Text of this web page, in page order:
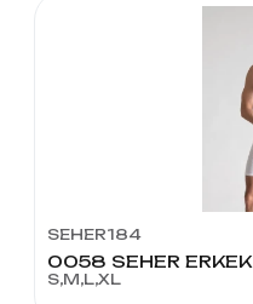
SEHER184
0058 SEHER
S,M,L,XL